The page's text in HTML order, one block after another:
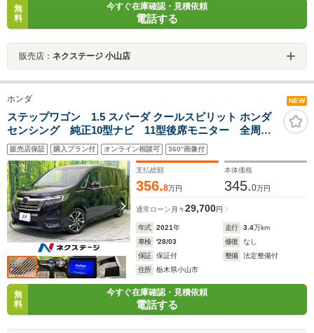
無
料
今すぐ在庫確認・見積依頼
電話する
販売店： ネクステージ 小山店
ホンダ NEW
ステップワゴン 1.5 スパーダ クールスピリット ホンダ
センシング 純正10型ナビ 11型後席モニター 全周囲
カメラ 衝突被害軽減システム アダプティブクルー
ズ 両側電動ドア 禁煙車 ハーフレザーシート シー
トヒーター LEDヘッド ETC2.0 純正18インチアルミ
販売店保証 購入プラン付 オンライン相談可 360°画像付
支払総額
356.8万円
本体価格
345.0万円
通常ローン 月々29,700円
年式 2021年 走行 3.4万km
車検
'28/03 修復
なし
保証
保証付 整備
法定整備付
住所
栃木県小山市
無
料
今すぐ在庫確認・見積依頼
電話する